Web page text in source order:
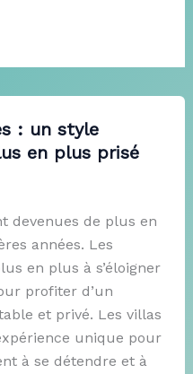
: un style
en plus prisé
devenues de plus en
années. Les
en plus à s’éloigner
profiter d’un
et privé. Les villas
unique pour
à se détendre et à